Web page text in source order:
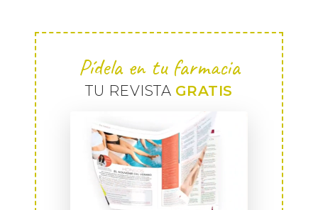
Pídela en tu farmacia
TU REVISTA GRATIS